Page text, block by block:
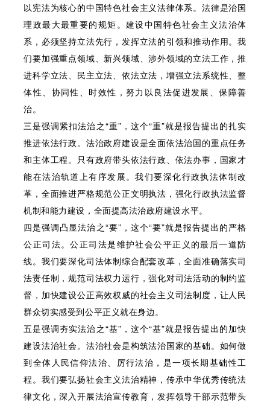
以宪法为核心的中国特色社会主义法律体系。法律是治国
理政最大最重要的规矩。建设中国特色社会主义法治体
系，必须坚持立法先行，发挥立法的引领和推动作用。我
们要加强重点领域、新兴领域、涉外领域的立法工作，推
进科学立法、民主立法、依法立法，增强立法系统性、整
体性、协同性、时效性，努力以良法促进发展、保障善
治。
三是强调紧扣法治之“重”，这个“重”就是报告提出的扎实
推进依法行政。法治政府建设是全面依法治国的重点任务
和主体工程。只有政府带头依法行政、依法办事，国家才
能在法治轨道上有序发展。我们要深化行政执法体制改
革，全面推进严格规范公正文明执法，强化行政执法监督
机制和能力建设，全面提高法治政府建设水平。
四是强调凸显法治之“要”，这个“要”就是报告提出的严格
公正司法。公正司法是维护社会公平正义的最后一道防
线。我们要深化司法体制综合配套改革，全面准确落实司
法责任制，规范司法权力运行，强化对司法活动的制约监
督，加快建设公正高效权威的社会主义司法制度，让人民
群众切实感受到公平正义就在身边。
五是强调夯实法治之“基”，这个“基”就是报告提出的加快
建设法治社会。法治社会是构筑法治国家的基础。如何做
到全体人民信仰法治、厉行法治，是一项长期基础性工
程。我们要弘扬社会主义法治精神，传承中华优秀传统法
律文化，深入开展法治宣传教育，发挥领导干部示范带头